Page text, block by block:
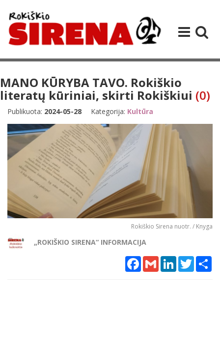
MANO KŪRYBA TAVO. Rokiškio
literatų kūriniai, skirti Rokiškiui (0)
Publikuota: 2024-05-28 Kategorija: Kultūra
Rokiškio Sirena nuotr. / Knyga
„ROKIŠKIO SIRENA“ INFORMACIJA
Facebook
Gmail LinkedInTwitter